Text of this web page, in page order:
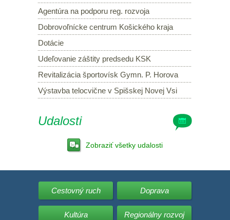
Agentúra na podporu reg. rozvoja
Dobrovoľnícke centrum Košického kraja
Dotácie
Udeľovanie záštity predsedu KSK
Revitalizácia športovísk Gymn. P. Horova
Výstavba telocvične v Spišskej Novej Vsi
Udalosti
Zobraziť všetky udalosti
Cestovný ruch Doprava
Kultúra Regionálny rozvoj